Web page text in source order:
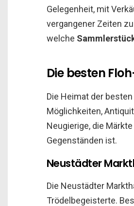
Gelegenheit, mit
vergangener Zeiten
welche
Die besten
Die Heimat der besten
Möglichkeiten,
Neugierige, die
Gegenständen ist.
Neustädter
Die Neustädter
Trödelbegeisterte.